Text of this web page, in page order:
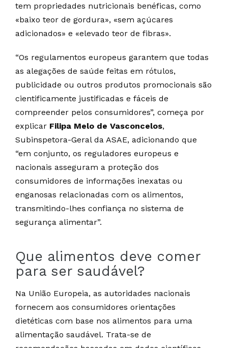
tem propriedades nutricionais benéficas, como
«baixo teor de gordura», «sem açúcares
adicionados» e «elevado teor de fibras».
“Os regulamentos europeus garantem que todas
as alegações de saúde feitas em rótulos,
publicidade ou outros produtos promocionais são
cientificamente justificadas e fáceis de
compreender pelos consumidores”, começa por
explicar Filipa Melo de Vasconcelos,
Subinspetora-Geral da ASAE, adicionando que
“em conjunto, os reguladores europeus e
nacionais asseguram a proteção dos
consumidores de informações inexatas ou
enganosas relacionadas com os alimentos,
transmitindo-lhes confiança no sistema de
segurança alimentar”.
Que alimentos deve comer
para ser saudável?
Na União Europeia, as autoridades nacionais
fornecem aos consumidores orientações
dietéticas com base nos alimentos para uma
alimentação saudável. Trata-se de